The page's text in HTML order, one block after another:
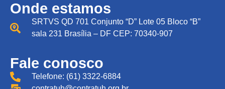
Onde estamos
SRTVS QD 701 Conjunto “D” Lote 05 Bloco “B”
sala 231 Brasília – DF CEP: 70340-907
Fale conosco
Telefone: (61) 3322-6884